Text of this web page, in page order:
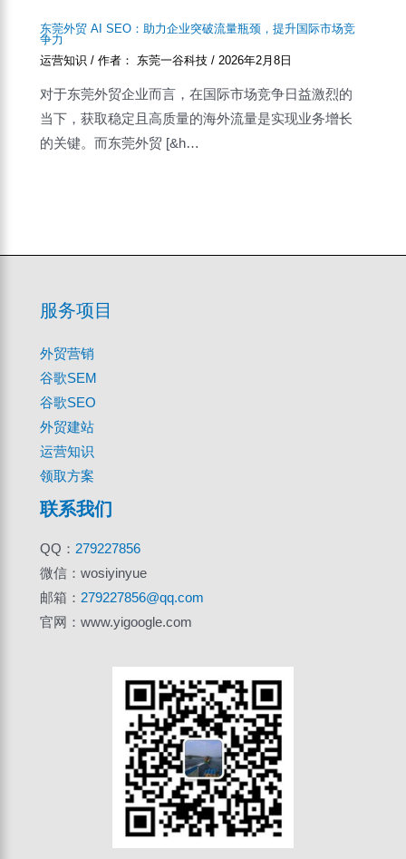
东莞外贸 AI SEO：助力企业突破流量瓶颈，提升国际市场竞
争力
运营知识 / 作者： 东莞一谷科技/ 2026年2月8日
对于东莞外贸企业而言，在国际市场竞争日益激烈的
当下，获取稳定且高质量的海外流量是实现业务增长
的关键。而东莞外贸 [&h…
服务项目
外贸营销
谷歌SEM
谷歌SEO
外贸建站
运营知识
领取方案
联系我们
QQ： 279227856
微信：wosiyinyue
邮箱： 279227856@qq.com
官网：www.yigoogle.com